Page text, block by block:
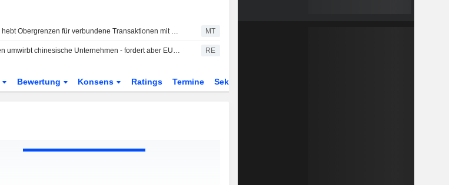
CMOC hebt Obergrenzen für verbundene Transaktionen mit CATL und KFM an; Aktie +3% MT
Spanien umwirbt chinesische Unternehmen - fordert aber EU-weit klare Spielregeln RE
Bewertung Konsens Ratings Termine Sektor